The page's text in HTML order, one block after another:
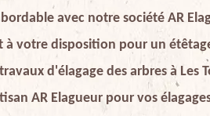
avec notre société AR
à votre disposition pour un
d'élagage des arbres à Les
AR Elagueur pour vos